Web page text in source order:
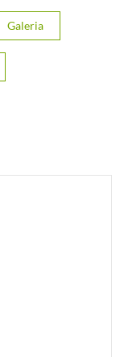
Galeria